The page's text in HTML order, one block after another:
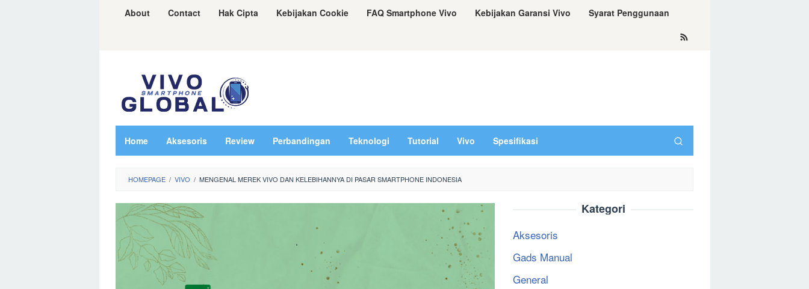
About Contact Hak Cipta Kebijakan Cookie FAQ Smartphone Vivo Kebijakan Garansi Vivo Syarat Penggunaan
Home Aksesoris Review Perbandingan Teknologi Tutorial Vivo Spesifikasi
HOMEPAGE / VIVO / MENGENAL MEREK VIVO DAN KELEBIHANNYA DI PASAR SMARTPHONE INDONESIA
Kategori
Aksesoris
Gads Manual
General